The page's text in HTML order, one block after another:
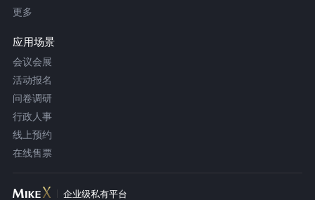
更多
应用场景
会议会展
活动报名
问卷调研
行政人事
线上预约
在线售票
企业级私有平台